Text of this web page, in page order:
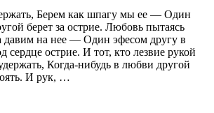
Берем как шпагу мы ее — Один
берет за острие. Любовь пытаясь
давим на нее — Один эфесом другу в
острие. И тот, кто лезвие рукой
Когда-нибудь в любви другой
И рук, …